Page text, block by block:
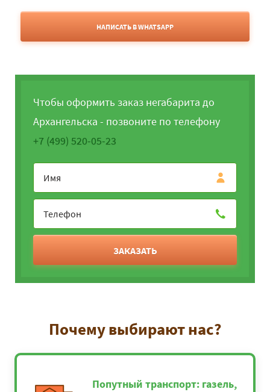
НАПИСАТЬ В WHATSAPP
Чтобы оформить заказ негабарита до
Архангельска - позвоните по телефону
+7 (499) 520-05-23
ЗАКАЗАТЬ
Почему выбирают нас?
Попутный транспорт: газель,